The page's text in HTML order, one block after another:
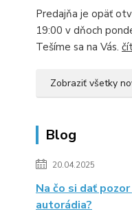
Predajňa je opäť
19:00 v dňoch
Tešíme sa na Vás.
Zobraziť všetky
Blog
20.04.2025
Na čo si dať
autorádia?